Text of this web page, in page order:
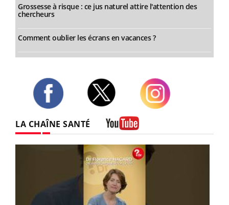
Grossesse à risque : ce jus naturel attire l'attention des
chercheurs
Comment oublier les écrans en vacances ?
LA CHAÎNE SANTÉ